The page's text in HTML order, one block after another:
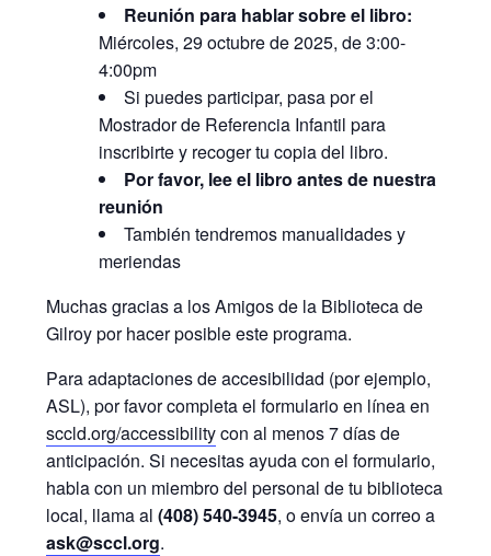
Reunión para hablar sobre el libro:
Miércoles, 29 octubre de 2025, de 3:00-
4:00pm
Si puedes participar, pasa por el
Mostrador de Referencia Infantil para
inscribirte y recoger tu copia del libro.
Por favor, lee el libro antes de nuestra
reunión
También tendremos manualidades y
meriendas
Muchas gracias a los Amigos de la Biblioteca de
Gilroy por hacer posible este programa.
Para adaptaciones de accesibilidad (por ejemplo,
ASL), por favor completa el formulario en línea en
sccld.org/accessibilitycon al menos 7 días de
anticipación. Si necesitas ayuda con el formulario,
habla con un miembro del personal de tu biblioteca
local, llama al(408) 540-3945, o envía un correo a
ask@sccl.org.